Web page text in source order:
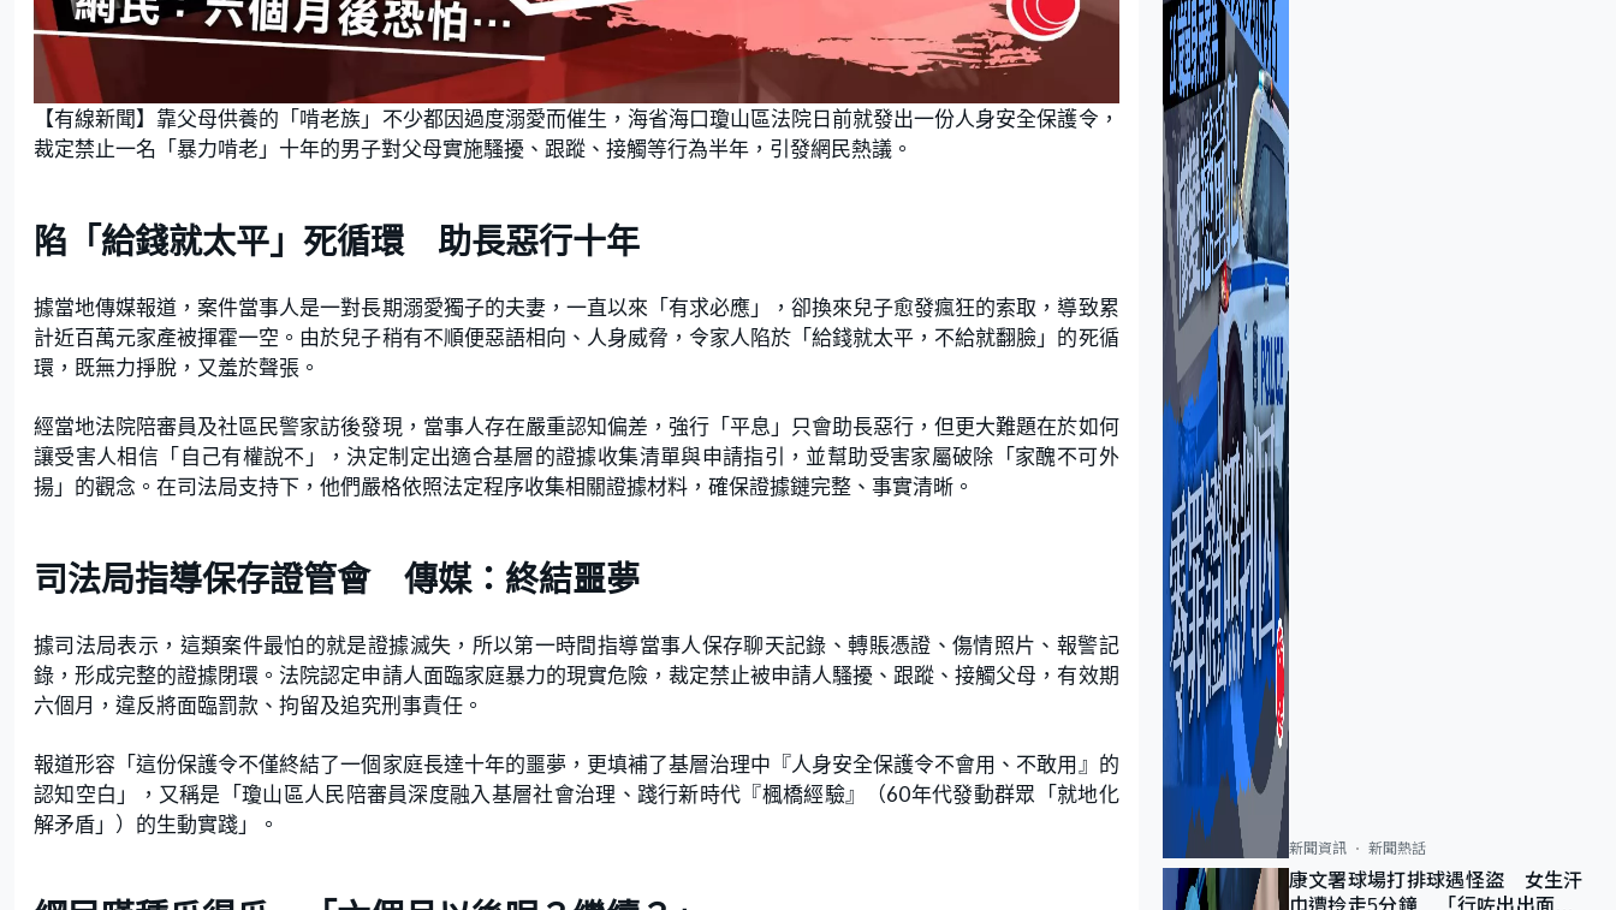
【有線新聞】靠父母供養的「啃老族」不少都因過度溺愛而催生，海省海口瓊山區法院日前就發出一份人身安全保護令，
裁定禁止一名「暴力啃老」十年的男子對父母實施騷擾、跟蹤、接觸等行為半年，引發網民熱議。
陷「給錢就太平」死循環 助長惡行十年
據當地傳媒報道，案件當事人是一對長期溺愛獨子的夫妻，一直以來「有求必應」，卻換來兒子愈發瘋狂的索取，導致累
計近百萬元家產被揮霍一空。由於兒子稍有不順便惡語相向、人身威脅，令家人陷於「給錢就太平，不給就翻臉」的死循
環，既無力掙脫，又羞於聲張。
經當地法院陪審員及社區民警家訪後發現，當事人存在嚴重認知偏差，強行「平息」只會助長惡行，但更大難題在於如何
讓受害人相信「自己有權說不」，決定制定出適合基層的證據收集清單與申請指引，並幫助受害家屬破除「家醜不可外
揚」的觀念。在司法局支持下，他們嚴格依照法定程序收集相關證據材料，確保證據鏈完整、事實清晰。
司法局指導保存證管會 傳媒：終結噩夢
據司法局表示，這類案件最怕的就是證據滅失，所以第一時間指導當事人保存聊天記錄、轉賬憑證、傷情照片、報警記
錄，形成完整的證據閉環。法院認定申請人面臨家庭暴力的現實危險，裁定禁止被申請人騷擾、跟蹤、接觸父母，有效期
六個月，違反將面臨罰款、拘留及追究刑事責任。
報道形容「這份保護令不僅終結了一個家庭長達十年的噩夢，更填補了基層治理中『人身安全保護令不會用、不敢用』的
認知空白」，又稱是「瓊山區人民陪審員深度融入基層社會治理、踐行新時代『楓橋經驗』（60年代發動群眾「就地化
解矛盾」）的生動實踐」。
新聞資訊 新聞熱話
康文署球場打排球遇怪盜 女生汗
巾遭拎走5分鐘 「行咗出出面唔